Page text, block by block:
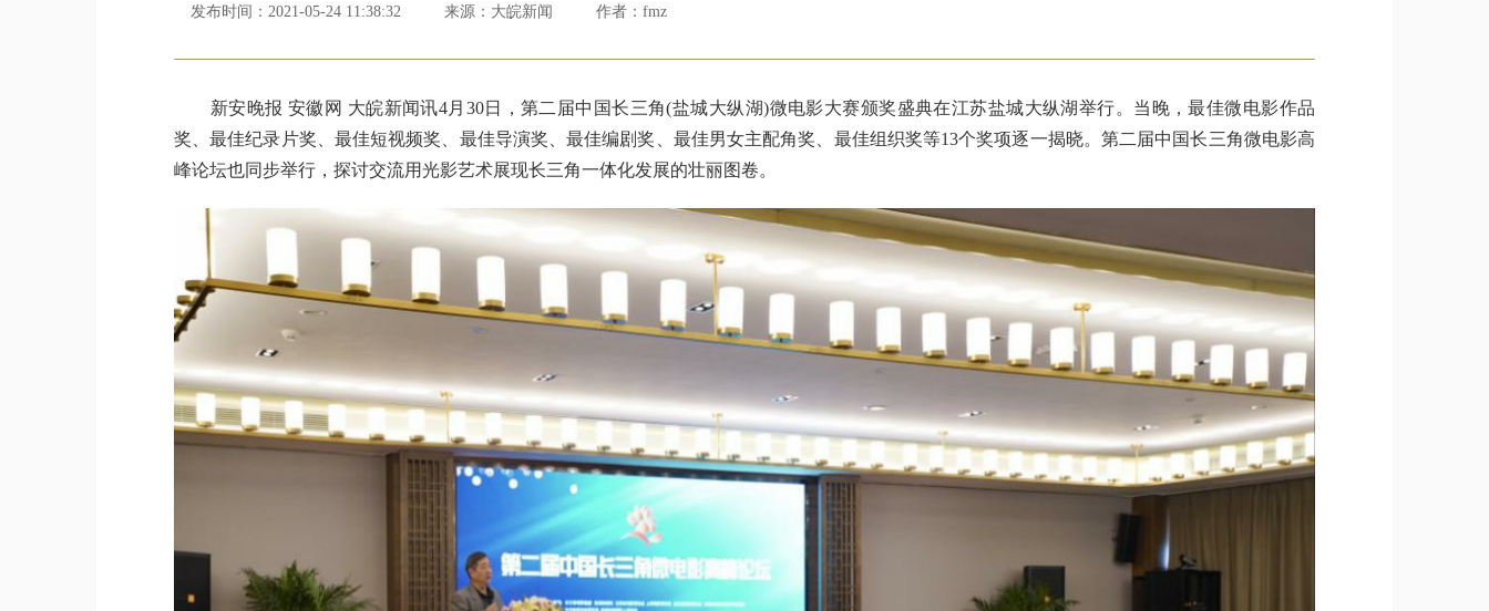
发布时间：2021-05-24 11:38:32 来源：大皖新闻 作者：fmz
新安晚报 安徽网 大皖新闻讯4月30日，第二届中国长三角(盐城大纵湖)微电影大赛颁奖盛典在江苏盐城大纵湖举行。当晚，最佳微电影作品
奖、最佳纪录片奖、最佳短视频奖、最佳导演奖、最佳编剧奖、最佳男女主配角奖、最佳组织奖等13个奖项逐一揭晓。第二届中国长三角微电影高
峰论坛也同步举行，探讨交流用光影艺术展现长三角一体化发展的壮丽图卷。